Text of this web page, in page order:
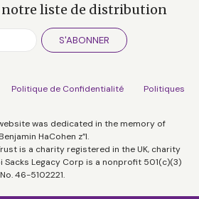
notre liste de distribution
S'ABONNER
Politique de Confidentialité
Politiques
was dedicated in the memory of
HaCohen z”l.
is a charity registered in the UK, charity
Sacks Legacy Corp is a nonprofit 501(c)(3)
46-5102221.